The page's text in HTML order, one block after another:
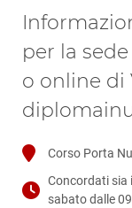
per la
o online di
Corso Porta
Concordati sia
sabato dalle